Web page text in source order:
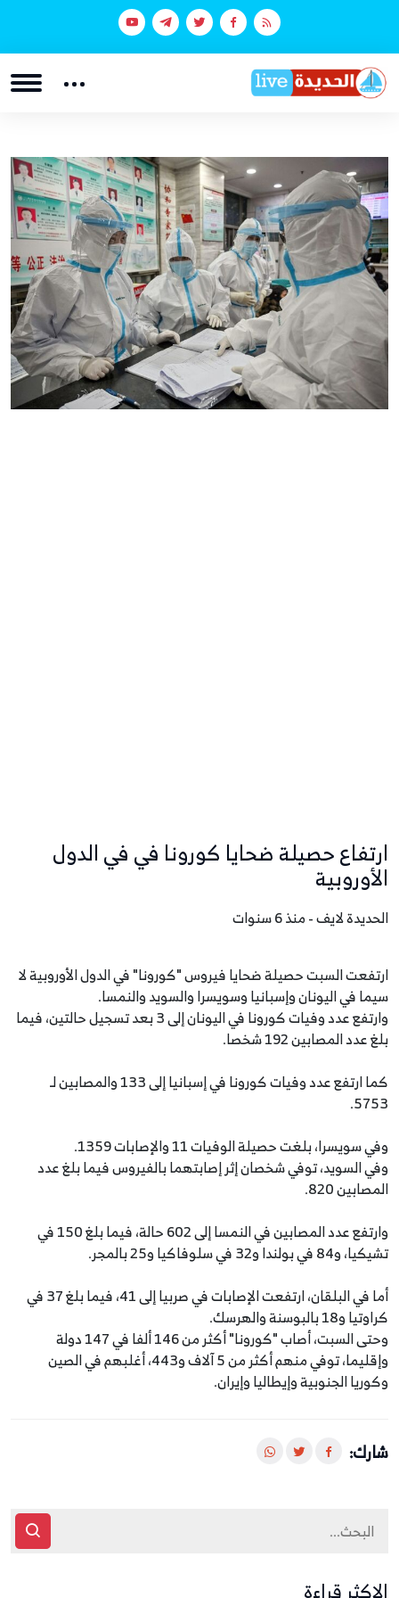
ارتفاع حصيلة ضحايا كورونا في في الدول
الأوروبية
الحديدة لايف - منذ 6 سنوات
ارتفعت السبت حصيلة ضحايا فيروس "كورونا" في الدول الأوروبية لا
سيما في اليونان وإسبانيا وسويسرا والسويد والنمسا.
وارتفع عدد وفيات كورونا في اليونان إلى 3 بعد تسجيل حالتين، فيما
بلغ عدد المصابين 192 شخصا.
كما ارتفع عدد وفيات كورونا في إسبانيا إلى 133 والمصابين لـ
5753.
وفي سويسرا، بلغت حصيلة الوفيات 11 والإصابات 1359.
وفي السويد، توفي شخصان إثر إصابتهما بالفيروس فيما بلغ عدد
المصابين 820.
وارتفع عدد المصابين في النمسا إلى 602 حالة، فيما بلغ 150 في
تشيكيا، و84 في بولندا و32 في سلوفاكيا و25 بالمجر.
أما في البلقان، ارتفعت الإصابات في صربيا إلى 41، فيما بلغ 37 في
كراوتيا و18 بالبوسنة والهرسك.
وحتى السبت، أصاب "كورونا" أكثر من 146 ألفا في 147 دولة
وإقليما، توفي منهم أكثر من 5 آلاف و443، أغلبهم في الصين
وكوريا الجنوبية وإيطاليا وإيران.
شارك:
الاكثر قراءة